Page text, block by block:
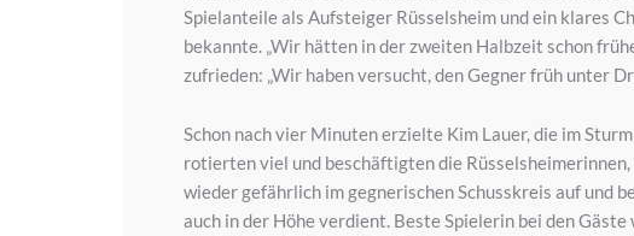
Spielanteile als Aufsteiger Rüsselsheim und ein klares
bekannte. „Wir hätten in der zweiten Halbzeit schon
zufrieden: „Wir haben versucht, den Gegner früh unter
Schon nach vier Minuten erzielte Kim Lauer, die im
rotierten viel und beschäftigten die
wieder gefährlich im gegnerischen Schusskreis auf und
auch in der Höhe verdient. Beste Spielerin bei den